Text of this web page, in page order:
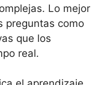
Lo mejor
preguntas como
que los
real.